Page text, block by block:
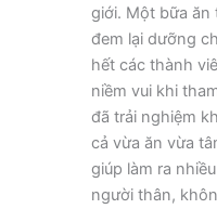
giới. Một bữa ăn
đem lại dưỡng
hết các thành
niềm vui khi
đã trải nghiệm
cả vừa ăn vừa
giúp làm ra
người thân,